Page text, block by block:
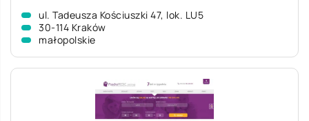
ul. Tadeusza Kościuszki 47, lok. LU5
30-114 Kraków
małopolskie